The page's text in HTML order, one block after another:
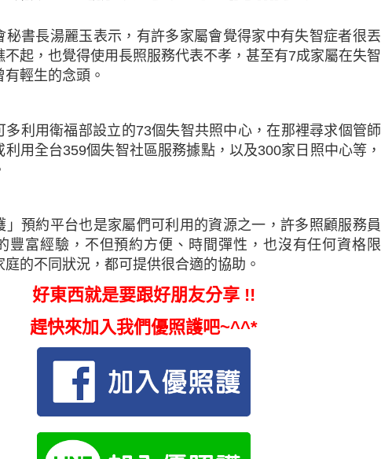
秘書長湯麗玉表示，有許多家屬會覺得家中有失智症者很丟
不起，也覺得使用長照服務代表不孝，甚至有7成家屬在失智
輕生的念頭。
多利用衛福部設立的73個失智共照中心，在那裡尋求個管師
利用全台359個失智社區服務據點，以及300家日照中心等，
」預約平台也是家屬們可利用的資源之一，許多照顧服務員
豐富經驗，不但預約方便、時間彈性，也沒有任何資格限
的不同狀況，都可提供很合適的協助。
好東西就是要跟好朋友分享 !!
趕快來加入我們優照護吧~^^*